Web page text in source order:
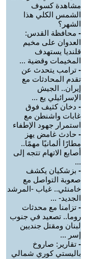
مشاهدة كسوف
الشمس الكلي هذا
الشهر؟
- محافظة القدس:
العدوان على مخيم
قلنديا يستهدف
المخيمات وقضية ...
- ترامب يتحدث عن
تقدم المحادثات مع
إيران.. الجيش
الإسرائيلي يع ...
- دخان كثيف فوق
غابات واشنطن مع
استمرار جهود الإطفاء
- حادث غامض يهز
مطارًا ألمانيًا مهمًا..
أصابع الاتهام تتجه إلى
...
- بزشكيان يكشف
صعوبة التواصل مع
خامنئي.. غياب -المرشد
الجديد- ...
- تزامنا مع محدثات
روما.. تصعيد في جنوب
لبنان ومقتل جنديين
إسر ...
- تقارير: صاروخ
باليستي كوري شمالي